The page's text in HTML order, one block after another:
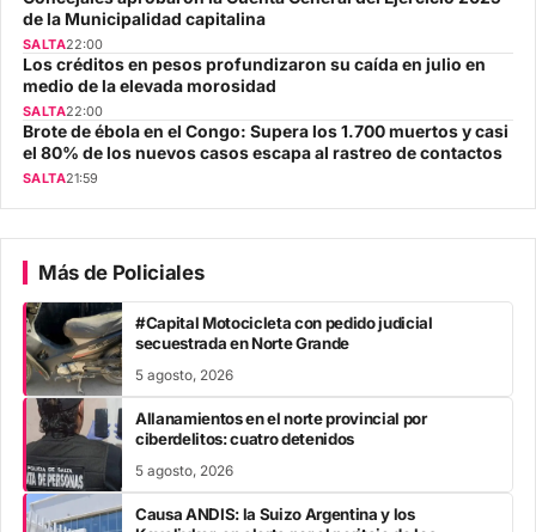
de la Municipalidad capitalina
SALTA22:00
Los créditos en pesos profundizaron su caída en julio en
medio de la elevada morosidad
SALTA22:00
Brote de ébola en el Congo: Supera los 1.700 muertos y casi
el 80% de los nuevos casos escapa al rastreo de contactos
SALTA21:59
Más de Policiales
#Capital Motocicleta con pedido judicial
secuestrada en Norte Grande
5 agosto, 2026
Allanamientos en el norte provincial por
ciberdelitos: cuatro detenidos
5 agosto, 2026
Causa ANDIS: la Suizo Argentina y los